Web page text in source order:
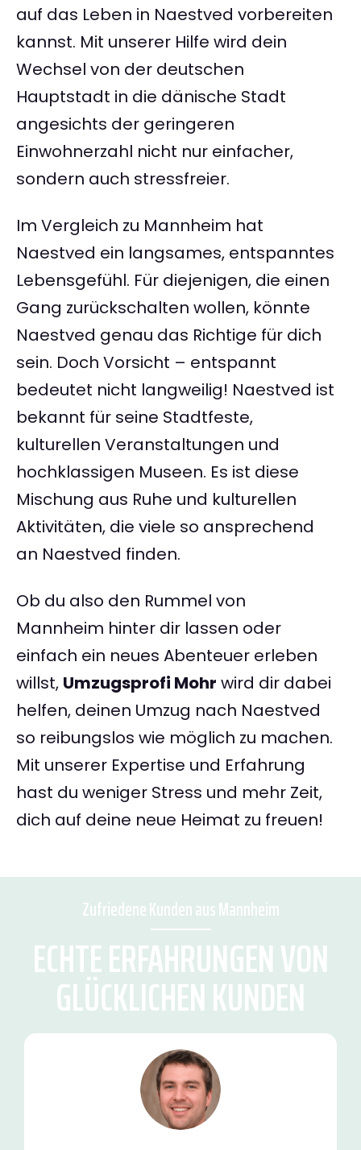
auf das Leben in Naestved vorbereiten
kannst. Mit unserer Hilfe wird dein
Wechsel von der deutschen
Hauptstadt in die dänische Stadt
angesichts der geringeren
Einwohnerzahl nicht nur einfacher,
sondern auch stressfreier.
Im Vergleich zu Mannheim hat
Naestved ein langsames, entspanntes
Lebensgefühl. Für diejenigen, die einen
Gang zurückschalten wollen, könnte
Naestved genau das Richtige für dich
sein. Doch Vorsicht – entspannt
bedeutet nicht langweilig! Naestved ist
bekannt für seine Stadtfeste,
kulturellen Veranstaltungen und
hochklassigen Museen. Es ist diese
Mischung aus Ruhe und kulturellen
Aktivitäten, die viele so ansprechend
an Naestved finden.
Ob du also den Rummel von
Mannheim hinter dir lassen oder
einfach ein neues Abenteuer erleben
willst, Umzugsprofi Mohr wird dir dabei
helfen, deinen Umzug nach Naestved
so reibungslos wie möglich zu machen.
Mit unserer Expertise und Erfahrung
hast du weniger Stress und mehr Zeit,
dich auf deine neue Heimat zu freuen!
Zufriedene Kunden aus Mannheim
ECHTE ERFAHRUNGEN VON
GLÜCKLICHEN KUNDEN